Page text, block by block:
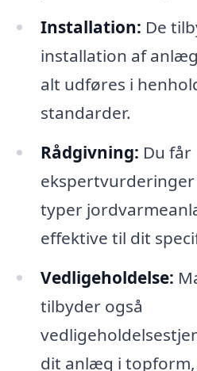
Installation: De
installation af
alt udføres i
standarder.
Rådgivning: Du får
typer
effektive til dit
Vedligeholdelse:
tilbyder også
dit anlæg i